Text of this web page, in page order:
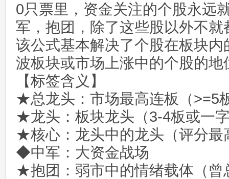
0只票里，资金关注的个股永远
军，抱团，除了这些股以外不
该公式基本解决了个股在板块
波板块或市场上涨中的个股的地
【标签含义】
★总龙头：市场最高连板（>=5
★龙头：板块龙头（3-4板或一
★核心：龙头中的龙头（评分最
◆中军：大资金战场
★抱团：弱市中的情绪载体（曾